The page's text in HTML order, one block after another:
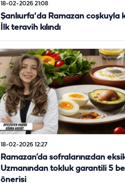
18-02-2026 21:08
Şanlıurfa'da Ramazan coşkuyla
İlk teravih kılındı
18-02-2026 12:27
Ramazan’da sofralarınızdan
Uzmanından tokluk garantili 5
önerisi